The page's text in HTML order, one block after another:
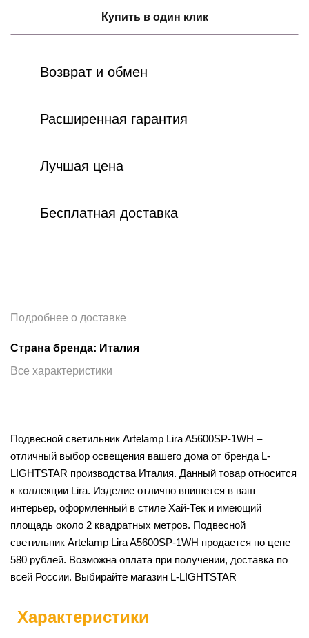
Купить в один клик
Возврат и обмен
Расширенная гарантия
Лучшая цена
Бесплатная доставка
Подробнее о доставке
Страна бренда: Италия
Все характеристики
Подвесной светильник Artelamp Lira A5600SP-1WH –
отличный выбор освещения вашего дома от бренда L-
LIGHTSTAR производства Италия. Данный товар относится
к коллекции Lira. Изделие отлично впишется в ваш
интерьер, оформленный в стиле Хай-Тек и имеющий
площадь около 2 квадратных метров. Подвесной
светильник Artelamp Lira A5600SP-1WH продается по цене
580 рублей. Возможна оплата при получении, доставка по
всей России. Выбирайте магазин L-LIGHTSTAR
Характеристики